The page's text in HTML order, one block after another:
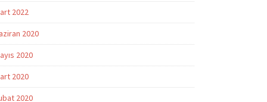
2022
2020
2020
2020
2020